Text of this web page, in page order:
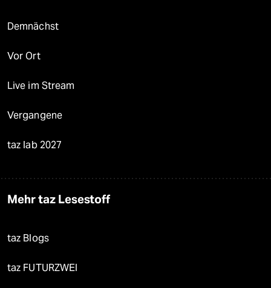
Demnächst
Vor Ort
Live im Stream
Vergangene
taz lab 2027
Mehr taz Lesestoff
taz Blogs
taz FUTURZWEI